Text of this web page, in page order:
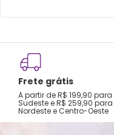
Lavar com água,
Não
Não vai á lava-
ondas.
Não utilizar
Frete grátis
A partir de R$ 199,90 para
Sudeste e R$ 259,90 para
Nordeste e Centro-Oeste